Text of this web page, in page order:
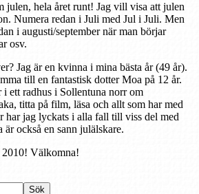
julen, hela året runt! Jag vill visa att julen
Numera redan i Juli med Jul i Juli. Men
i augusti/september när man börjar
osv.
Jag är en kvinna i mina bästa år (49 år).
till en fantastisk dotter Moa på 12 år.
ett radhus i Sollentuna norr om
titta på film, läsa och allt som har med
har jag lyckats i alla fall till viss del med
också en sann julälskare.
2010! Välkomna!
Sök